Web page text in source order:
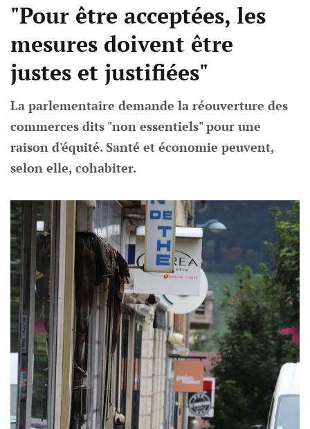
"Pour être acceptées, les
mesures doivent être
justes et justifiées"
La parlementaire demande la réouverture des
commerces dits "non essentiels" pour une
raison d'équité. Santé et économie peuvent,
selon elle, cohabiter.